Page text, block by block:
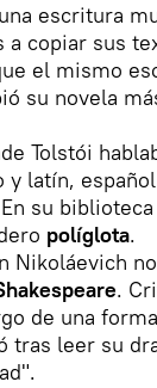
escritura
a copiar sus
el mismo
su novela
Tolstói
y latín,
su
políglota.
Nikoláevich
.
de una
tras leer su